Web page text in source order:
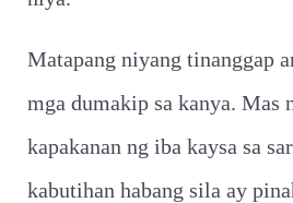
Matapang niyang tinanggap
mga dumakip sa kanya. Mas
kapakanan ng iba kaysa sa
kabutihan habang sila ay